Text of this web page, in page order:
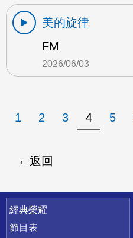
美的旋律
FM
2026/06/03
1 2 3 4 5
返回
快速連結
經典榮耀
節目表